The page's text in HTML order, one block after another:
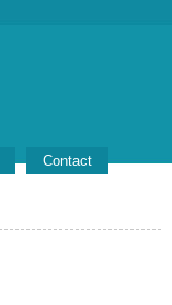
Contact